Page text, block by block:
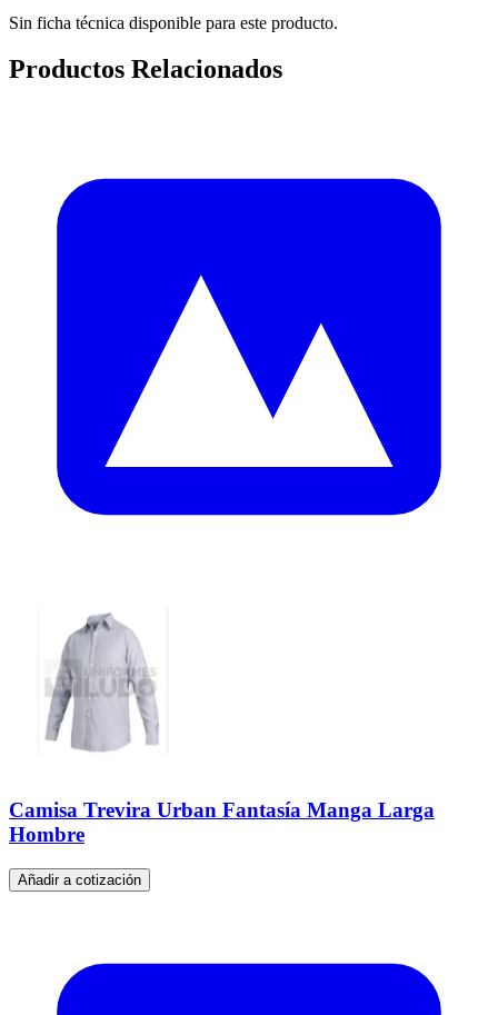
Sin ficha técnica disponible para este producto.
Productos Relacionados
Camisa Trevira Urban Fantasía Manga Larga
Hombre
Añadir a cotización